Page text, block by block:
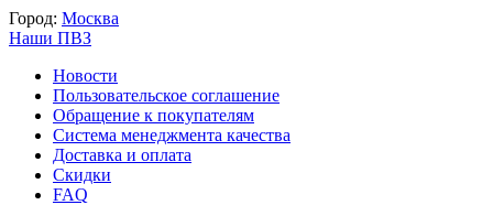
Город: Москва
Наши ПВЗ
Новости
Пользовательское соглашение
Обращение к покупателям
Система менеджмента качества
Доставка и оплата
Скидки
FAQ